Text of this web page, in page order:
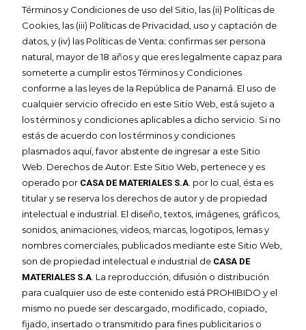
Términos y Condiciones de uso del Sitio, las (ii) Políticas de
Cookies, las (iii) Políticas de Privacidad, uso y captación de
datos, y (iv) las Políticas de Venta; confirmas ser persona
natural, mayor de 18 años y que eres legalmente capaz para
someterte a cumplir estos Términos y Condiciones
conforme a las leyes de la República de Panamá. El uso de
cualquier servicio ofrecido en este Sitio Web, está sujeto a
los términos y condiciones aplicables a dicho servicio. Si no
estás de acuerdo con los términos y condiciones
plasmados aquí, favor abstente de ingresar a este Sitio
Web. Derechos de Autor: Este Sitio Web, pertenece y es
operado por CASA DE MATERIALES S.A . por lo cual, ésta es
titular y se reserva los derechos de autor y de propiedad
intelectual e industrial. El diseño, textos, imágenes, gráficos,
sonidos, animaciones, videos, marcas, logotipos, lemas y
nombres comerciales, publicados mediante este Sitio Web,
son de propiedad intelectual e industrial de CASA DE
MATERIALES S.A . La reproducción, difusión o distribución
para cualquier uso de este contenido está PROHIBIDO y el
mismo no puede ser descargado, modificado, copiado,
fijado, insertado o transmitido para fines publicitarios o